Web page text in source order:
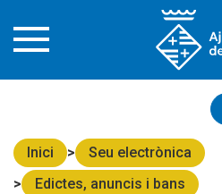
Inici
Seu electrònica
Edictes, anuncis i bans